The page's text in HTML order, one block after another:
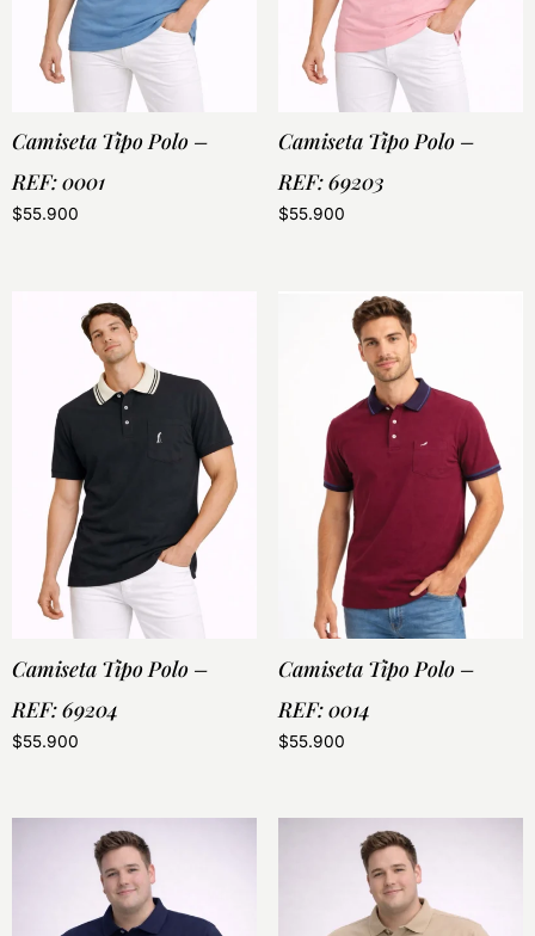
Camiseta Tipo Polo –
REF: 0001
$55.900
Camiseta Tipo Polo –
REF: 69203
$55.900
Camiseta Tipo Polo –
REF: 69204
$55.900
Camiseta Tipo Polo –
REF: 0014
$55.900